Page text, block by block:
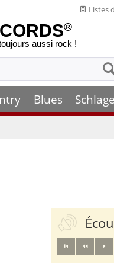
Listes
®
aussi rock !
Blues